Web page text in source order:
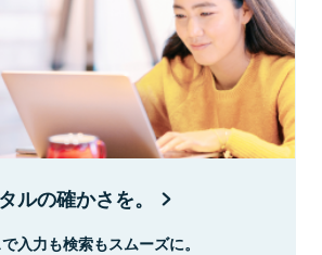
ルの確かさを。
入力も検索もスムーズに。